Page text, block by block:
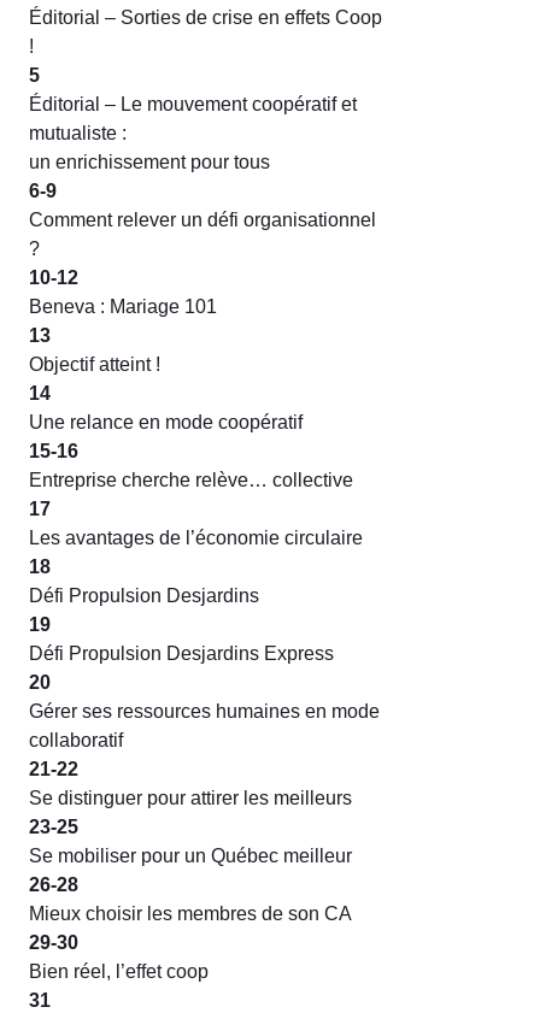
Éditorial – Sorties de crise en effets Coop
!
5
Éditorial – Le mouvement coopératif et
mutualiste :
un enrichissement pour tous
6-9
Comment relever un défi organisationnel
?
10-12
Beneva : Mariage 101
13
Objectif atteint !
14
Une relance en mode coopératif
15-16
Entreprise cherche relève… collective
17
Les avantages de l’économie circulaire
18
Défi Propulsion Desjardins
19
Défi Propulsion Desjardins Express
20
Gérer ses ressources humaines en mode
collaboratif
21-22
Se distinguer pour attirer les meilleurs
23-25
Se mobiliser pour un Québec meilleur
26-28
Mieux choisir les membres de son CA
29-30
Bien réel, l’effet coop
31